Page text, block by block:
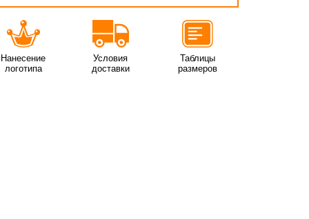
Нанесение
логотипа
Условия
доставки
Таблицы
размеров